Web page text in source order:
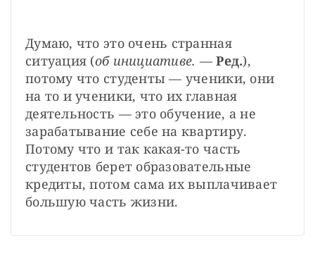
Думаю, что это очень странная
ситуация (об инициативе. — Ред.),
потому что студенты — ученики, они
на то и ученики, что их главная
деятельность — это обучение, а не
зарабатывание себе на квартиру.
Потому что и так какая-то часть
студентов берет образовательные
кредиты, потом сама их выплачивает
большую часть жизни.